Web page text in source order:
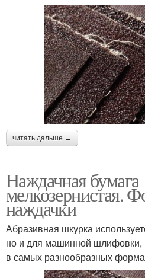
читать дальше →
Наждачная бумага
мелкозернистая.
наждачки
Абразивная шкурка
но и для машинной шлифовки,
в самых разнообразных